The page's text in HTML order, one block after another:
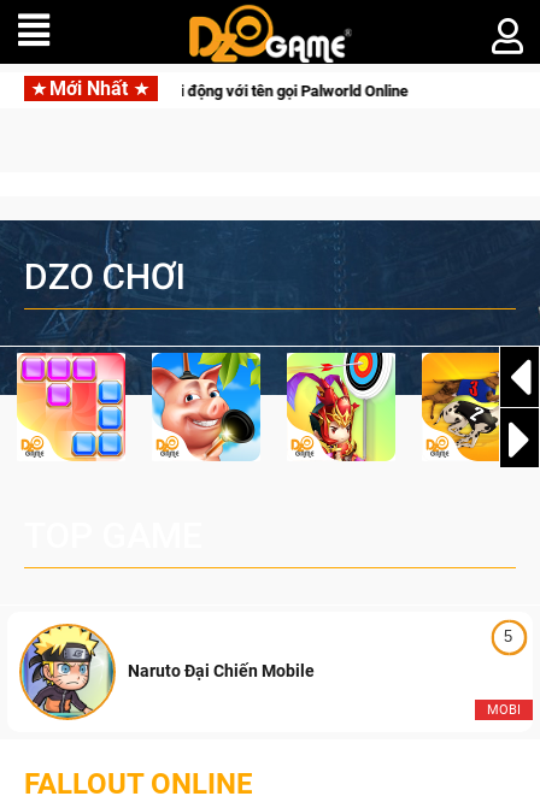
Mới Nhất
sinh tồn lên di động với tên gọi Palworld Online
DZO CHƠI
5
MOBI
Naruto Đại Chiến Mobile
FALLOUT ONLINE